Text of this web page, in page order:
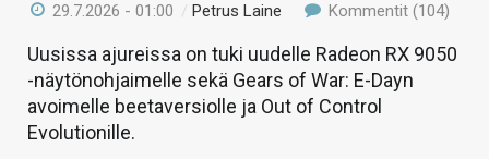
29.7.2026 - 01:00 /Petrus Laine Kommentit (104)
Uusissa ajureissa on tuki uudelle Radeon RX 9050
-näytönohjaimelle sekä Gears of War: E-Dayn
avoimelle beetaversiolle ja Out of Control
Evolutionille.